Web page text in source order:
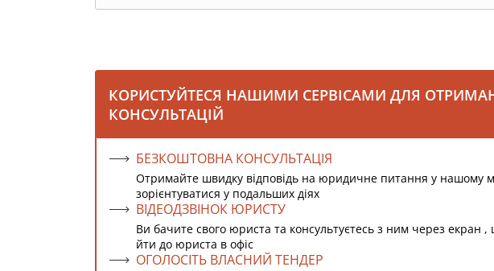
КОРИСТУЙТЕСЯ НАШИМИ СЕРВІСАМИ ДЛЯ
КОНСУЛЬТАЦІЙ
БЕЗКОШТОВНА КОНСУЛЬТАЦІЯ
Отримайте швидку відповідь на юридичне питання у нашому
зорієнтуватися у подальших діях
ВІДЕОДЗВІНОК ЮРИСТУ
Ви бачите свого юриста та консультуєтесь з ним через екран
йти до юриста в офіс
ОГОЛОСІТЬ ВЛАСНИЙ ТЕНДЕР